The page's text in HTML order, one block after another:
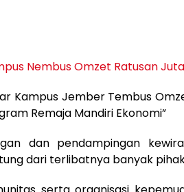
Kampus Jember Tembus
Remaja Mandiri Ekonomi”
dan pendampingan
dari terlibatnya banyak